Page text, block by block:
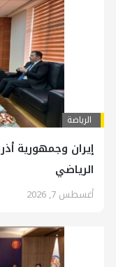
الرياضة
إيران وجمهورية
الرياضي
أغسطس 7, 2026